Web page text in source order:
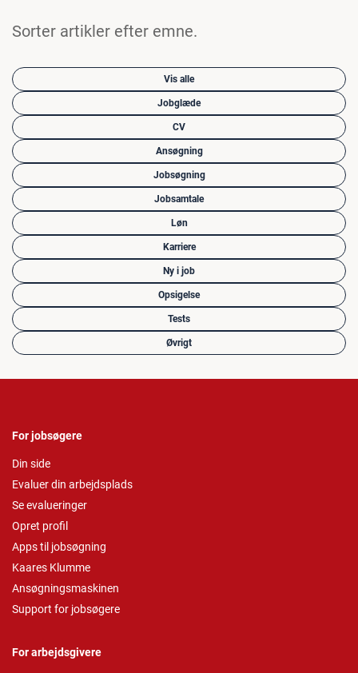
Sorter artikler efter emne.
Vis alle
Jobglæde
CV
Ansøgning
Jobsøgning
Jobsamtale
Løn
Karriere
Ny i job
Opsigelse
Tests
Øvrigt
For jobsøgere
Din side
Evaluer din arbejdsplads
Se evalueringer
Opret profil
Apps til jobsøgning
Kaares Klumme
Ansøgningsmaskinen
Support for jobsøgere
For arbejdsgivere